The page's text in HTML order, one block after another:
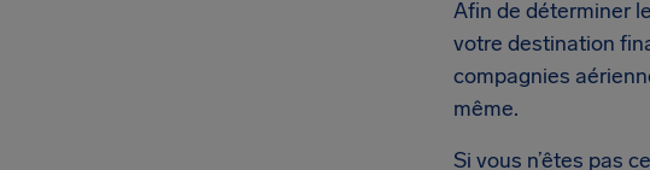
Afin de déterminer
votre destination
compagnies
même.
Si vous n’êtes pas